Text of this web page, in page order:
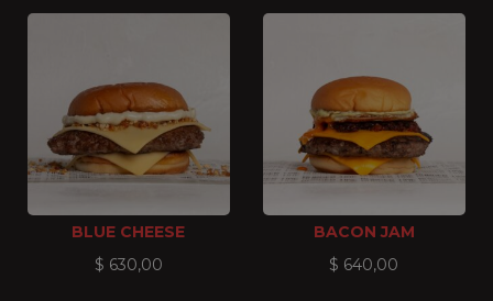
BLUE CHEESE
$ 630,00
BACON JAM
$ 640,00